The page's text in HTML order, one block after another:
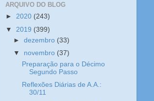
ARQUIVO DO BLOG
► 2020 (243)
▼ 2019 (399)
►dezembro (33)
▼ novembro (37)
Preparação para o Décimo
Segundo Passo
Reflexões Diárias de A.A.:
30/11